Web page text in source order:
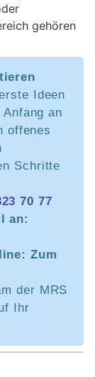
gehören
Ideen
an
offenes
Schritte
70 77
an:
Zum
der MRS
Ihr